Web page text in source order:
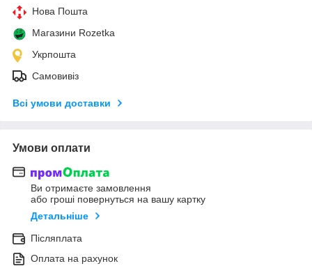
Нова Пошта
Магазини Rozetka
Укрпошта
Самовивіз
Всі умови доставки
Умови оплати
Ви отримаєте замовлення
або гроші повернуться на вашу картку
Детальніше
Післяплата
Оплата на рахунок